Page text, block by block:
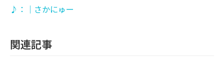
♪：│さかにゅー
関連記事